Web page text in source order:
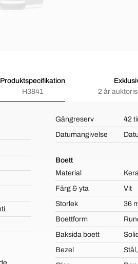
Produktspecifikation
H3841
2 år
Gångreserv
42
Datumangivelse
Boett
Material
Färg & yta
Vit
Storlek
36
Boettform
Baksida boett
Solid
Bezel